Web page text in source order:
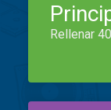
Rellenar